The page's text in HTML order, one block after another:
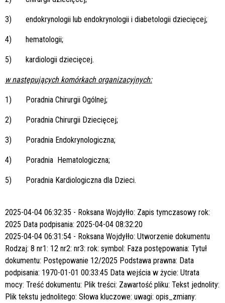
3) endokrynologii lub endokrynologii i diabetologii dziecięcej;
4) hematologii;
5) kardiologii dziecięcej.
w następujących komórkach organizacyjnych:
1) Poradnia Chirurgii Ogólnej;
2) Poradnia Chirurgii Dziecięcej;
3) Poradnia Endokrynologiczna;
4) Poradnia Hematologiczna;
5) Poradnia Kardiologiczna dla Dzieci.
2025-04-04 06:32:35 - Roksana Wojdyłło: Zapis tymczasowy rok:
2025 Data podpisania: 2025-04-04 08:32:20
2025-04-04 06:31:54 - Roksana Wojdyłło: Utworzenie dokumentu
Rodzaj: 8 nr1: 12 nr2: nr3: rok: symbol: Faza postępowania: Tytuł
dokumentu: Postępowanie 12/2025 Podstawa prawna: Data
podpisania: 1970-01-01 00:33:45 Data wejścia w życie: Utrata
mocy: Treść dokumentu: Plik treści: Zawartość pliku: Tekst jednolity:
Plik tekstu jednolitego: Słowa kluczowe: uwagi: opis_zmiany: